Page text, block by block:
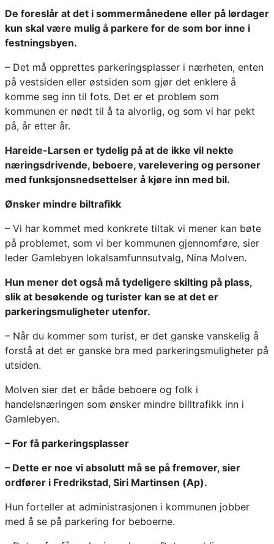
De foreslår at det i sommermånedene eller på lørdager
kun skal være mulig å parkere for de som bor inne i
festningsbyen.
– Det må opprettes parkeringsplasser i nærheten, enten
på vestsiden eller østsiden som gjør det enklere å
komme seg inn til fots. Det er et problem som
kommunen er nødt til å ta alvorlig, og som vi har pekt
på, år etter år.
Hareide-Larsen er tydelig på at de ikke vil nekte
næringsdrivende, beboere, varelevering og personer
med funksjonsnedsettelser å kjøre inn med bil.
Ønsker mindre biltrafikk
– Vi har kommet med konkrete tiltak vi mener kan bøte
på problemet, som vi ber kommunen gjennomføre, sier
leder Gamlebyen lokalsamfunnsutvalg, Nina Molven.
Hun mener det også må tydeligere skilting på plass,
slik at besøkende og turister kan se at det er
parkeringsmuligheter utenfor.
– Når du kommer som turist, er det ganske vanskelig å
forstå at det er ganske bra med parkeringsmuligheter på
utsiden.
Molven sier det er både beboere og folk i
handelsnæringen som ønsker mindre billtrafikk inn i
Gamlebyen.
– For få parkeringsplasser
– Dette er noe vi absolutt må se på fremover, sier
ordfører i Fredrikstad, Siri Martinsen (Ap).
Hun forteller at administrasjonen i kommunen jobber
med å se på parkering for beboerne.